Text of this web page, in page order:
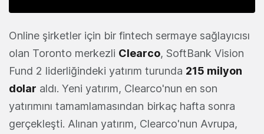
Online şirketler için bir fintech sermaye sağlayıcısı
olan Toronto merkezli Clearco, SoftBank Vision
Fund 2 liderliğindeki yatırım turunda 215 milyon
dolar aldı. Yeni yatırım, Clearco'nun en son
yatırımını tamamlamasından birkaç hafta sonra
gerçekleşti. Alınan yatırım, Clearco'nun Avrupa,